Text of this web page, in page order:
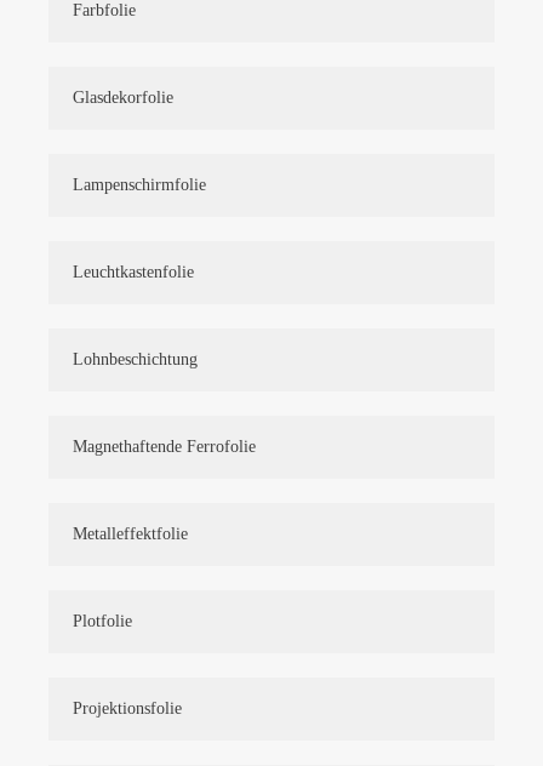
Farbfolie
Glasdekorfolie
Lampenschirmfolie
Leuchtkastenfolie
Lohnbeschichtung
Magnethaftende Ferrofolie
Metalleffektfolie
Plotfolie
Projektionsfolie